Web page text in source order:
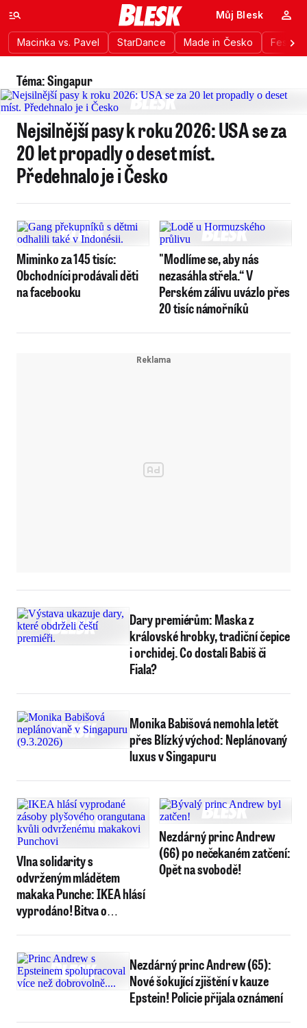
Macinka vs. Pavel StarDance Made in Česko
Můj Blesk
Téma: Singapur
Nejsilnější pasy k roku 2026: USA se za
20 let propadly o deset míst.
Předehnalo je i Česko
Miminko za 145 tisíc:
Obchodníci prodávali děti
na facebooku
"Modlíme se, aby nás
nezasáhla střela.“ V
Perském zálivu uvázlo přes
20 tisíc námořníků
Dary premiérům: Maska z
královské hrobky, tradiční čepice
i orchidej. Co dostali Babiš či
Fiala?
Monika Babišová nemohla letět
přes Blízký východ: Neplánovaný
luxus v Singapuru
Vlna solidarity s
odvrženým mládětem
makaka Punche: IKEA hlásí
vyprodáno! Bitva o
Nezdárný princ Andrew
(66) po nečekaném zatčení:
Opět na svobodě!
Nezdárný princ Andrew (65):
Nové šokující zjištění v kauze
Epstein! Policie přijala oznámení